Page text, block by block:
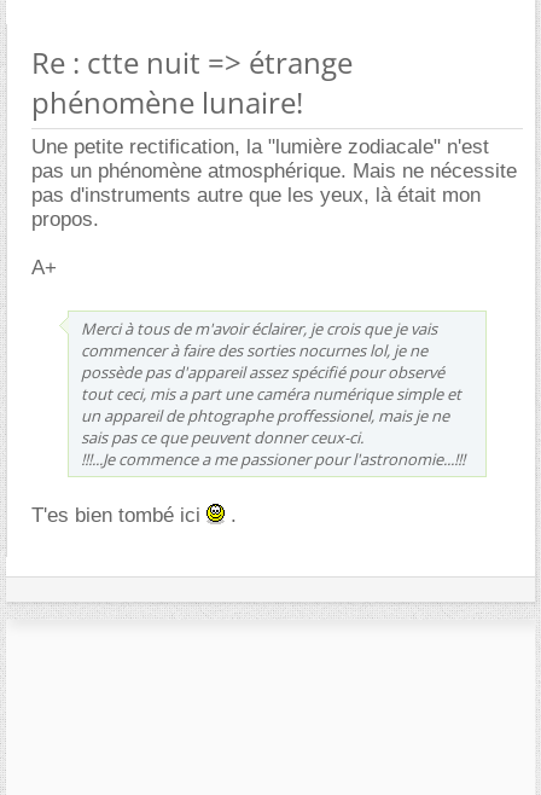
Re : ctte nuit => étrange
phénomène lunaire!
Une petite rectification, la "lumière zodiacale" n'est
pas un phénomène atmosphérique. Mais ne nécessite
pas d'instruments autre que les yeux, là était mon
propos.
A+
Merci à tous de m'avoir éclairer, je crois que je vais
commencer à faire des sorties nocurnes lol, je ne
possède pas d'appareil assez spécifié pour observé
tout ceci, mis a part une caméra numérique simple et
un appareil de phtographe proffessionel, mais je ne
sais pas ce que peuvent donner ceux-ci.
!!!...Je commence a me passioner pour l'astronomie...!!!
T'es bien tombé ici .